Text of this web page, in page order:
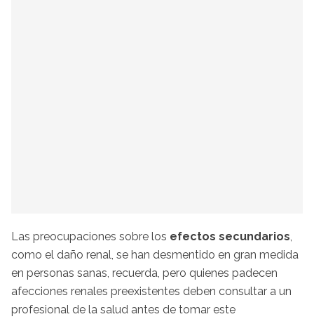
Las preocupaciones sobre los efectos secundarios,
como el daño renal, se han desmentido en gran medida
en personas sanas, recuerda, pero quienes padecen
afecciones renales preexistentes deben consultar a un
profesional de la salud antes de tomar este